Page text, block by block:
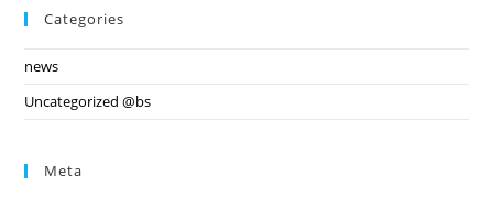
Categories
news
Uncategorized @bs
Meta